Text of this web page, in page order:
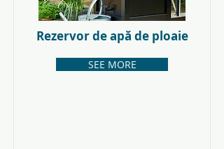
Rezervor de apă de ploaie
SEE MORE